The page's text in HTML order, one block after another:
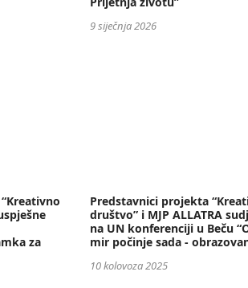
9 siječnja 2026
za
Predstavnici projekta
društvo” i MJP ALLATRA
na UN konferenciji u Beču
mir počinje sada -
10 kolovoza 2025